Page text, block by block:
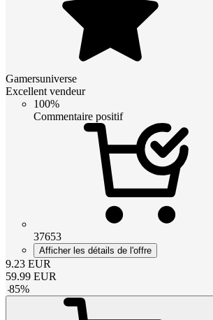
Gamersuniverse
Excellent vendeur
100%
Commentaire positif
37653
Afficher les détails de l'offre
9.23 EUR
59.99 EUR
-85%